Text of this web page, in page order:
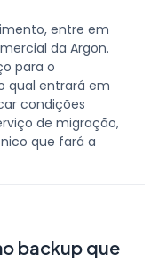
entre em
da Argon.
para o
qual entrará em
condições
de migração,
que fará a
backup que